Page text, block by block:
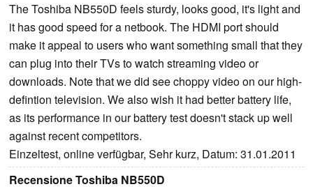
The Toshiba NB550D feels sturdy, looks good, it's light and
it has good speed for a netbook. The HDMI port should
make it appeal to users who want something small that they
can plug into their TVs to watch streaming video or
downloads. Note that we did see choppy video on our high-
defintion television. We also wish it had better battery life,
as its performance in our battery test doesn't stack up well
against recent competitors.
Einzeltest, online verfügbar, Sehr kurz, Datum: 31.01.2011
Recensione Toshiba NB550D